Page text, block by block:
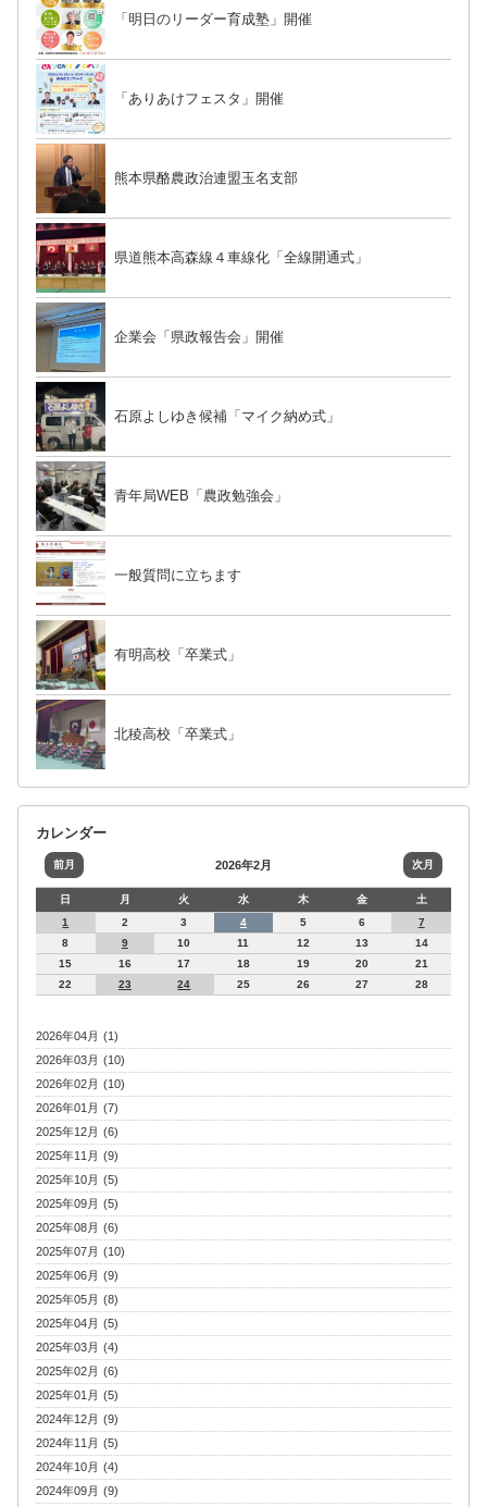
「明日のリーダー育成塾」開催
「ありあけフェスタ」開催
熊本県酪農政治連盟玉名支部
県道熊本高森線４車線化「全線開通式」
企業会「県政報告会」開催
石原よしゆき候補「マイク納め式」
青年局WEB「農政勉強会」
一般質問に立ちます
有明高校「卒業式」
北稜高校「卒業式」
カレンダー
前月 2026年2月 次月
日 月 火 水 木 金
土
1
2 3 4 5 6
7
8
9 10 11 12 13
14
15
16 17 18 19 20
21
22
23 24 25 26 27 28
2026年04月 (1)
2026年03月 (10)
2026年02月 (10)
2026年01月 (7)
2025年12月 (6)
2025年11月 (9)
2025年10月 (5)
2025年09月 (5)
2025年08月 (6)
2025年07月 (10)
2025年06月 (9)
2025年05月 (8)
2025年04月 (5)
2025年03月 (4)
2025年02月 (6)
2025年01月 (5)
2024年12月 (9)
2024年11月 (5)
2024年10月 (4)
2024年09月 (9)